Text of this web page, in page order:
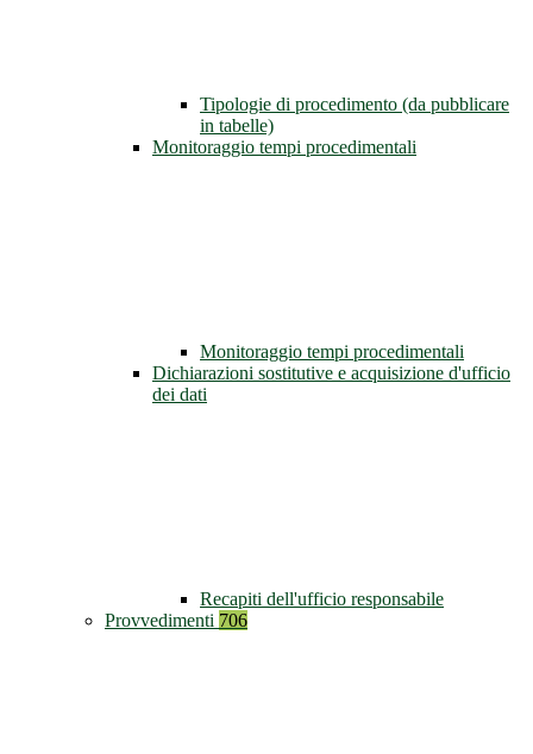
Tipologie di procedimento (da pubblicare
in tabelle)
Monitoraggio tempi procedimentali
Monitoraggio tempi procedimentali
Dichiarazioni sostitutive e acquisizione d'ufficio
dei dati
Recapiti dell'ufficio responsabile
Provvedimenti 706